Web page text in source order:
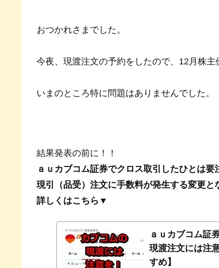
おつかれさまでした。
今夜、現渡注文の予約をしたので、12月株主
いまのところ特に問題はありませんでした。
結果発表の前に！！
ａｕカブコム証券でクロス取引したひとは要
現引（品受）注文に手数料が発生する変更と
詳しくはこちら▼
ａｕカブコム証
現渡注文には注
すめ】